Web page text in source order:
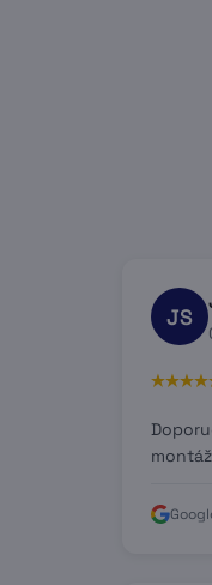
JS